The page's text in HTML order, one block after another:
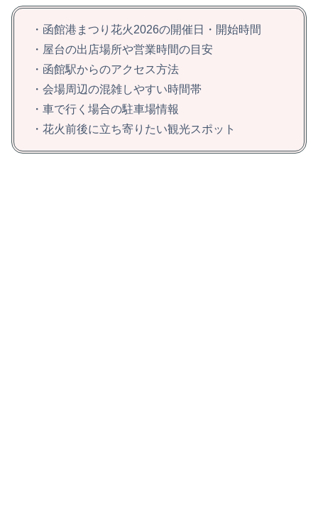
・函館港まつり花火2026の開催日・開始時間
・屋台の出店場所や営業時間の目安
・函館駅からのアクセス方法
・会場周辺の混雑しやすい時間帯
・車で行く場合の駐車場情報
・花火前後に立ち寄りたい観光スポット